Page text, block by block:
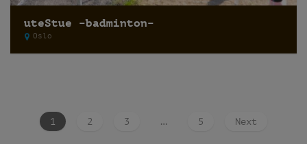
uteStue –badminton–
Oslo
1 2 3 … 5 Next